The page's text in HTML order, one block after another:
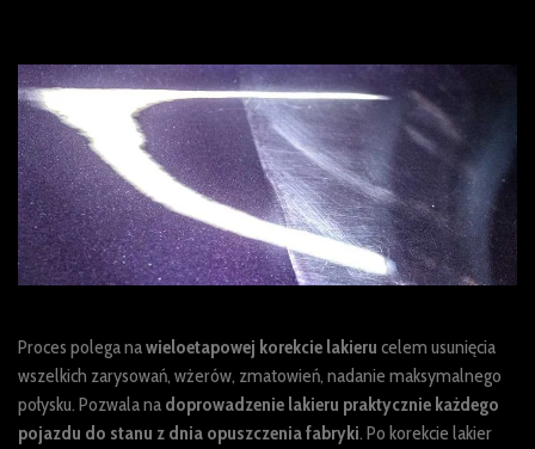
Proces polega nawieloetapowej korekcie lakieru celem usunięcia
wszelkich zarysowań, wżerów, zmatowień, nadanie maksymalnego
połysku. Pozwala na doprowadzenie lakieru praktycznie każdego
pojazdu do stanu z dnia opuszczenia fabryki. Po korekcie lakier